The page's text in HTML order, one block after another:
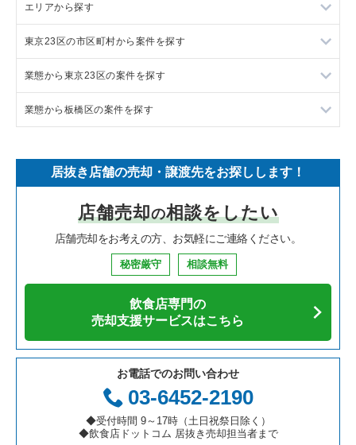
ラーメンの居抜き売却物件の案件一覧
フランス料理の居抜き売却物件の案件一覧
イタリア料理の居抜き売却物件の案件一覧
中華の居抜き売却物件の案件一覧
寿司の居抜き売却物件の案件一覧
焼肉の居抜き売却物件の案件一覧
鉄板焼き・お好み焼の居抜き売却物件の案件一覧
カフェの居抜き売却物件の案件一覧
テイクアウトの居抜き売却物件の案件一覧
お弁当・惣菜・デリの居抜き売却物件の案件一覧
カラオケ・パブ・スナックの居抜き売却物件の案件一覧
エリアから探す
東京23区の飲食店の居抜き売却物件の案件一覧
東京都下の飲食店の居抜き売却物件の案件一覧
千葉県の飲食店の居抜き売却物件の案件一覧
神奈川県の飲食店の居抜き売却物件の案件一覧
大阪府の飲食店の居抜き売却物件の案件一覧
兵庫県の飲食店の居抜き売却物件の案件一覧
愛知県の飲食店の居抜き売却物件の案件一覧
岐阜県の飲食店の居抜き売却物件の案件一覧
三重県の飲食店の居抜き売却物件の案件一覧
東京23区の市区町村から案件を探す
目黒区の飲食店の居抜き売却物件の案件一覧
渋谷区の飲食店の居抜き売却物件の案件一覧
新宿区の飲食店の居抜き売却物件の案件一覧
葛飾区の飲食店の居抜き売却物件の案件一覧
中央区の飲食店の居抜き売却物件の案件一覧
千代田区の飲食店の居抜き売却物件の案件一覧
港区の飲食店の居抜き売却物件の案件一覧
足立区の飲食店の居抜き売却物件の案件一覧
板橋区の飲食店の居抜き売却物件の案件一覧
業態から東京23区の案件を探す
東京23区のラーメンの居抜き売却物件の案件一覧
東京23区のイタリア料理の居抜き売却物件の案件一覧
東京23区の中華の居抜き売却物件の案件一覧
東京23区のそば・うどんの居抜き売却物件の案件一覧
東京23区の焼肉の居抜き売却物件の案件一覧
東京23区の鉄板焼き・お好み焼の居抜き売却物件の案件一覧
東京23区のアジア料理の居抜き売却物件の案件一覧
東京23区のカフェの居抜き売却物件の案件一覧
業態から板橋区の案件を探す
板橋区のフランス料理の居抜き売却物件の案件一覧
板橋区のイタリア料理の居抜き売却物件の案件一覧
板橋区の中華の居抜き売却物件の案件一覧
板橋区の焼肉の居抜き売却物件の案件一覧
板橋区のアジア料理の居抜き売却物件の案件一覧
板橋区のカフェの居抜き売却物件の案件一覧
板橋区のカラオケ・パブ・スナックの居抜き売却物件の案件一
居抜き店舗の売却・譲渡先をお探しします！
店舗売却の相談をしたい
店舗売却をお考えの方、お気軽にご連絡ください。
秘密厳守 相談無料
飲食店専門の
売却支援サービスはこちら
お電話でのお問い合わせ
03-6452-2190
◆受付時間 9～17時（土日祝祭日除く）
◆飲食店ドットコム 居抜き売却担当者まで